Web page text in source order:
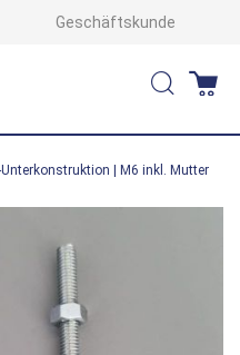
Geschäftskunde
Suche
| M6 inkl. Mutter